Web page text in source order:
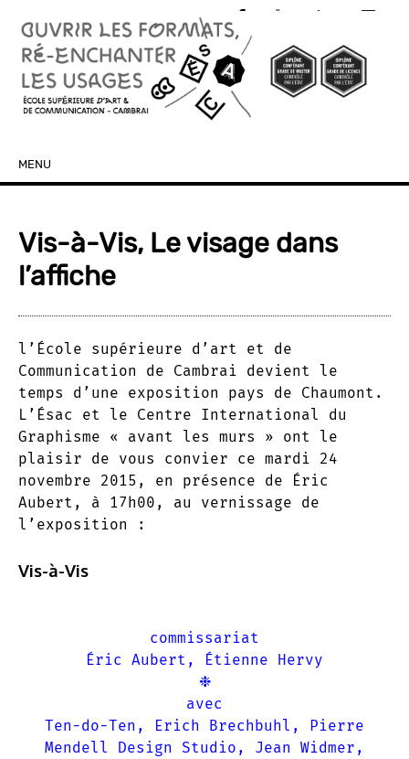
MENU
Vis-à-Vis, Le visage dans
l’affiche
l’École supérieure d’art et de
Communication de Cambrai devient le
temps d’une exposition pays de Chaumont.
L’Ésac et le Centre International du
Graphisme « avant les murs » ont le
plaisir de vous convier ce mardi 24
novembre 2015, en présence de Éric
Aubert, à 17h00, au vernissage de
l’exposition :
Vis-à-Vis
commissariat
Éric Aubert, Étienne Hervy
❉
avec
Ten-do-Ten, Erich Brechbuhl, Pierre
Mendell Design Studio, Jean Widmer,